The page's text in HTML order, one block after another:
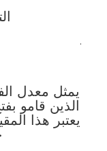
.
يمثل معدل
الذين قامو
يعتبر هذا